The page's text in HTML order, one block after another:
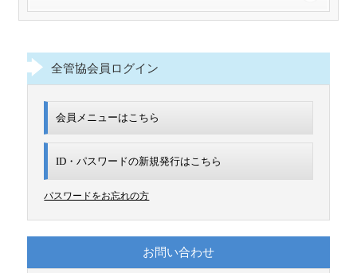
全管協会員ログイン
会員メニューはこちら
ID・パスワードの新規発行はこちら
パスワードをお忘れの方
お問い合わせ